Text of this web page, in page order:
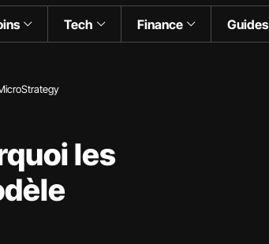
Tech Finance Guides
les